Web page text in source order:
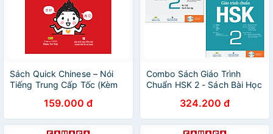
Sách Quick Chinese – Nói
Tiếng Trung Cấp Tốc (Kèm
159.000 đ
Combo Sách Giáo Trình
Chuẩn HSK 2 - Sách Bài Học
324.200 đ